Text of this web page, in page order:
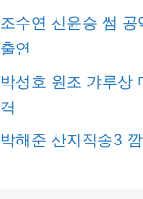
조수연 신윤승 썸
출연
박성호 원조 갸루상
격
박해준 산지직송3